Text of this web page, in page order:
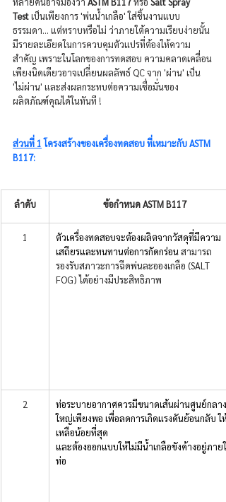
Test เป็นเพียงการ 'พ่นน้ำเกลือ' ใส่ชิ้นงานแบบ
ธรรมดา... แต่ทราบหรือไม่ ว่าภายใต้ความเรียบง่ายนั้น
มีรายละเอียดในการควบคุมตัวแปรที่ต้องให้ความ
สำคัญ เพราะในโลกของการทดสอบ ความคลาดเคลื่อน
เพียงนิดเดียวอาจเปลี่ยนผลลัพธ์ QC จาก 'ผ่าน' เป็น
'ไม่ผ่าน' และส่งผลกระทบต่อความเชื่อมั่นของ
ผลิตภัณฑ์คุณได้ในทันที !
ส่วนที่ 1 โครงสร้างของเครื่องทดสอบ ที่เหมาะกับ ASTM
B117:
ลำดับ ข้อกำหนด ASTM B117
1
ตัวเครื่องทดสอบจะต้องผลิตจากวัสดุที่มีความ
เสถียรและทนทานต่อการกัดกร่อน สามารถ
รองรับสภาวะการฉีดพ่นละอองเกลือ (SALT
FOG) ได้อย่างมีประสิทธิภาพ
2
ท่อระบายอากาศควรมีขนาดเส้นผ่านศูนย์กลาง
ใหญ่เพียงพอ เพื่อลดการเกิดแรงดันย้อนกลับ ให้
เหลือน้อยที่สุด
และต้องออกแบบให้ไม่มีน้ำเกลือขังค้างอยู่ภายใน
ท่อ